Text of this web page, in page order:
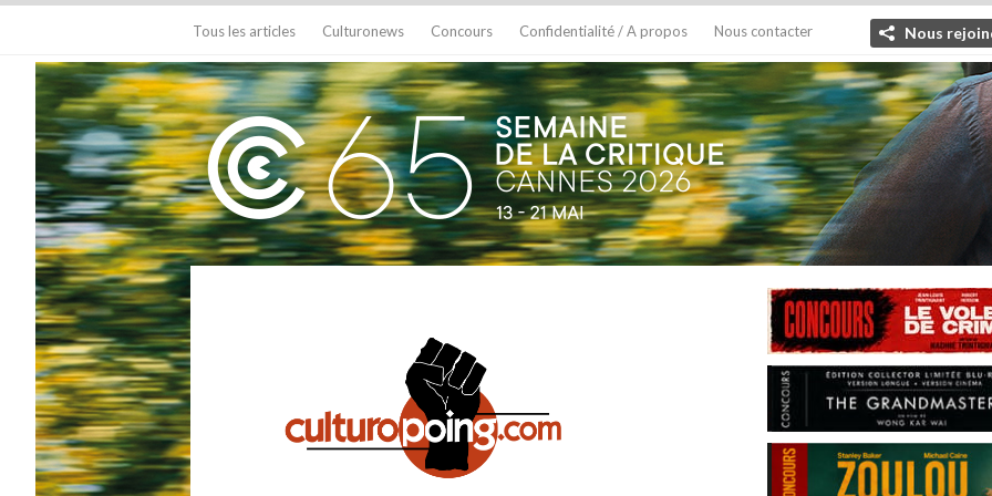
Tous les articles Culturonews Concours Confidentialité / A propos Nous contacter Nous